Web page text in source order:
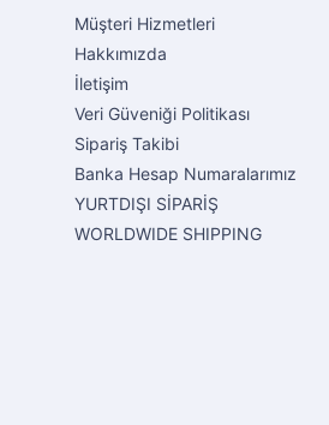
Müşteri Hizmetleri
Hakkımızda
İletişim
Veri Güveniği Politikası
Sipariş Takibi
Banka Hesap Numaralarımız
YURTDIŞI SİPARİŞ
WORLDWIDE SHIPPING